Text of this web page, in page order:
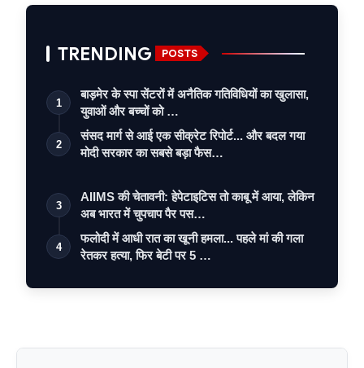
TRENDING POSTS
1
बाड़मेर के स्पा सेंटरों में अनैतिक गतिविधियों का खुलासा,
युवाओं और बच्चों को …
2
संसद मार्ग से आई एक सीक्रेट रिपोर्ट... और बदल गया
मोदी सरकार का सबसे बड़ा फैस…
3
AIIMS की चेतावनी: हेपेटाइटिस तो काबू में आया, लेकिन
अब भारत में चुपचाप पैर पस…
4
फलोदी में आधी रात का खूनी हमला... पहले मां की गला
रेतकर हत्या, फिर बेटी पर 5 …